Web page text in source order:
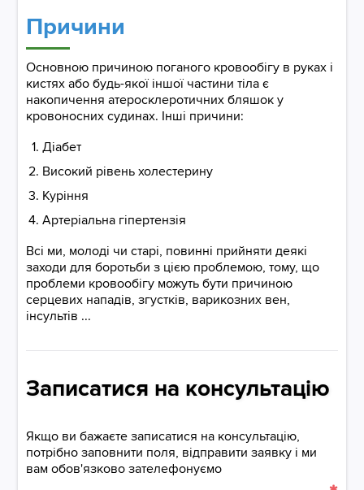
Причини​​​​​​​
Основною причиною поганого кровообігу в руках і
кистях або будь-якої іншої частини тіла є
накопичення атеросклеротичних бляшок у
кровоносних судинах. Інші причини:
Діабет
Високий рівень холестерину
Куріння
Артеріальна гіпертензія
Всі ми, молоді чи старі, повинні прийняти деякі
заходи для боротьби з цією проблемою, тому, що
проблеми кровообігу можуть бути причиною
серцевих нападів, згустків, варикозних вен,
інсультів ...
Записатися на консультацію
Якщо ви бажаєте записатися на консультацію,
потрібно заповнити поля, відправити заявку і ми
вам обов'язково зателефонуємо